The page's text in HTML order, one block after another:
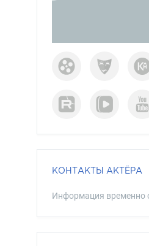
КОНТАКТЫ АКТЁРА
Информация временно